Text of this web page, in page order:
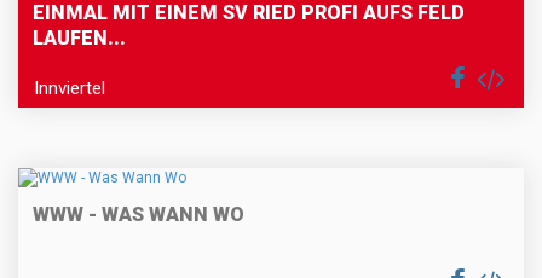
EINMAL MIT EINEM SV RIED PROFI AUFS FELD
LAUFEN...
Innviertel
WWW - WAS WANN WO